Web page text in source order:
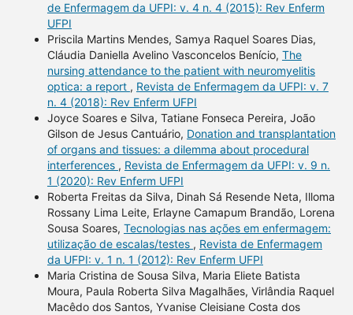
de Enfermagem da UFPI: v. 4 n. 4 (2015): Rev Enferm
UFPI
Priscila Martins Mendes, Samya Raquel Soares Dias,
Cláudia Daniella Avelino Vasconcelos Benício, The
nursing attendance to the patient with neuromyelitis
optica: a report , Revista de Enfermagem da UFPI: v. 7
n. 4 (2018): Rev Enferm UFPI
Joyce Soares e Silva, Tatiane Fonseca Pereira, João
Gilson de Jesus Cantuário, Donation and transplantation
of organs and tissues: a dilemma about procedural
interferences , Revista de Enfermagem da UFPI: v. 9 n.
1 (2020): Rev Enferm UFPI
Roberta Freitas da Silva, Dinah Sá Resende Neta, Illoma
Rossany Lima Leite, Erlayne Camapum Brandão, Lorena
Sousa Soares, Tecnologias nas ações em enfermagem:
utilização de escalas/testes , Revista de Enfermagem
da UFPI: v. 1 n. 1 (2012): Rev Enferm UFPI
Maria Cristina de Sousa Silva, Maria Eliete Batista
Moura, Paula Roberta Silva Magalhães, Virlândia Raquel
Macêdo dos Santos, Yvanise Cleisiane Costa dos